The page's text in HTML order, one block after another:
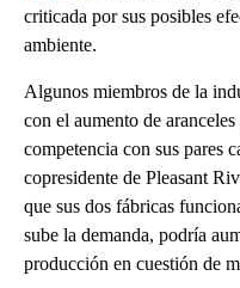
criticada por sus posibles
ambiente.
Algunos miembros de la
con el aumento de
competencia con sus pares
copresidente de Pleasant
que sus dos fábricas
sube la demanda, podría
producción en cuestión de